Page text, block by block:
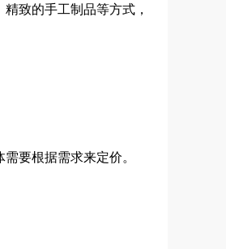
致的手工制品等方式，
要根据需求来定价。